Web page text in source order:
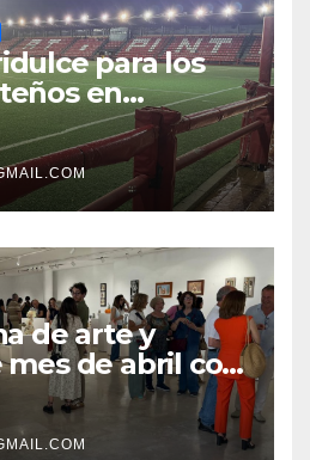
para los
en
el liderato del
bajo
de arte y
de abril con
de
y espectáculos